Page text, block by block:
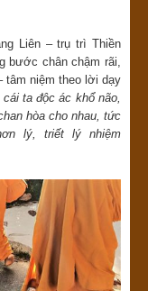
Liên – trụ trì Thiền
bước chân chậm rãi,
tâm niệm theo lời dạy
ta độc ác khổ não,
hòa cho nhau, tức
lý, triết lý nhiệm